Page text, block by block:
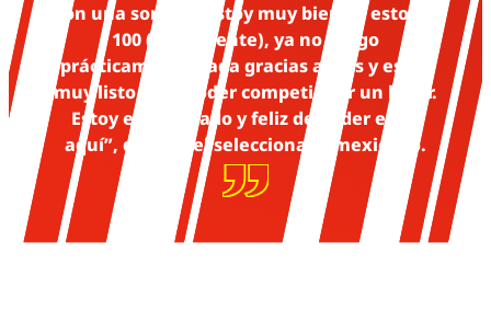
Con una sonrisa, estoy muy bien ya estoy al
100 (físicamente), ya no tengo
prácticamente nada gracias a dios y estoy
muy listo para poder competir por un lugar.
Estoy emocionado y feliz de poder estar
aquí”, declaró el seleccionado mexicano.